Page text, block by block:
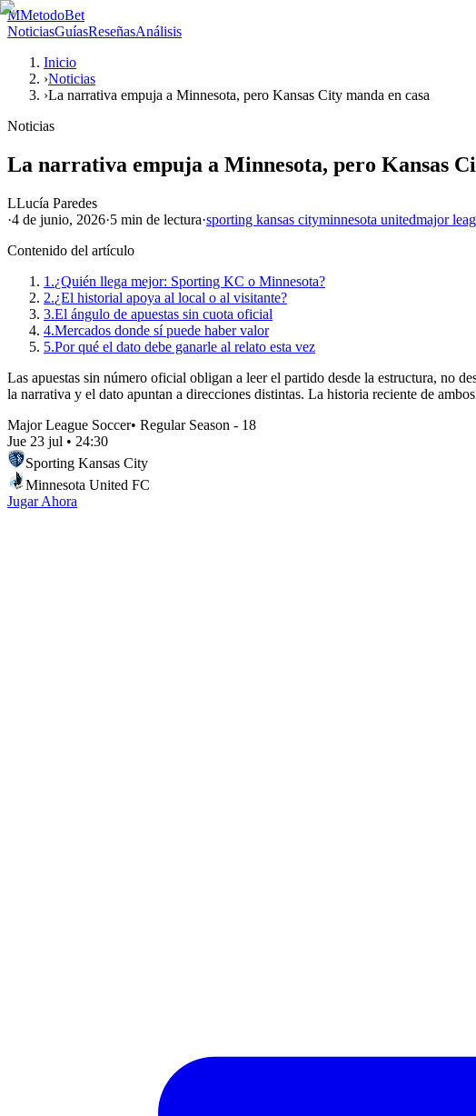
MMetodoBet
NoticiasGuíasReseñasAnálisis
Inicio
›Noticias
›La narrativa empuja a Minnesota, pero Kansas City manda en casa
Noticias
La narrativa empuja a Minnesota, pero Kansas
LLucía Paredes
·4 de junio, 2026·5 min de lectura·sporting kansas cityminnesota unitedmajor
Contenido del artículo
1.¿Quién llega mejor: Sporting KC o Minnesota?
2.¿El historial apoya al local o al visitante?
3.El ángulo de apuestas sin cuota oficial
4.Mercados donde sí puede haber valor
5.Por qué el dato debe ganarle al relato esta vez
Las apuestas sin número oficial obligan a leer el partido desde la estructura, no
la narrativa y el dato apuntan a direcciones distintas. La historia reciente de
Major League Soccer• Regular Season - 18
Jue 23 jul • 24:30
Sporting Kansas City
Minnesota United FC
Jugar Ahora